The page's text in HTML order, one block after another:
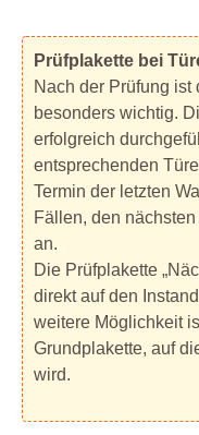
Prüfplakette bei
Nach der Prüfung
besonders wichtig.
erfolgreich
entsprechenden
Termin der letzten
Fällen, den
an.
Die Prüfplakette
direkt auf den
weitere Möglichkeit
Grundplakette, auf
wird.